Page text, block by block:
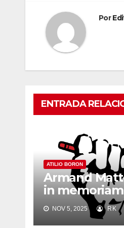
entradas
Por
ENTRADA
ATILIO BORON
Armand
in memoriam
NOV 5, 2025 RK